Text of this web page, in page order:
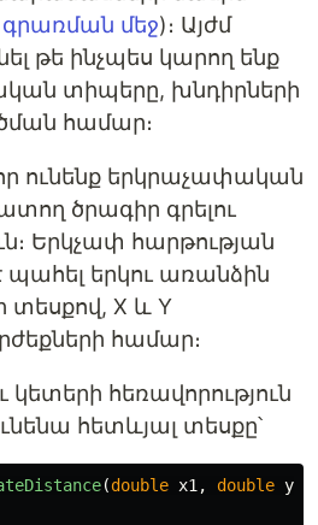
մեջ)։ Այժմ
թե ինչպես կարող ենք
տիպերը, խնդիրների
համար։
ունենք երկրաչափական
ծրագիր գրելու
Երկչափ հարթության
պահել երկու առանձին
X և Y
համար։
կետերի հեռավորություն
հետևյալ տեսքը՝
(double x1 , double y1